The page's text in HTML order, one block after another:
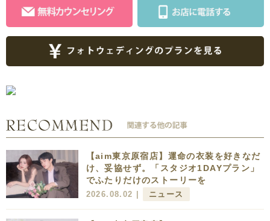
【aim東京原宿店】運命の衣装を好きなだ
け、妥協せず。「スタジオ1DAYプラン」
でふたりだけのストーリーを
2026.08.02 | ニュース